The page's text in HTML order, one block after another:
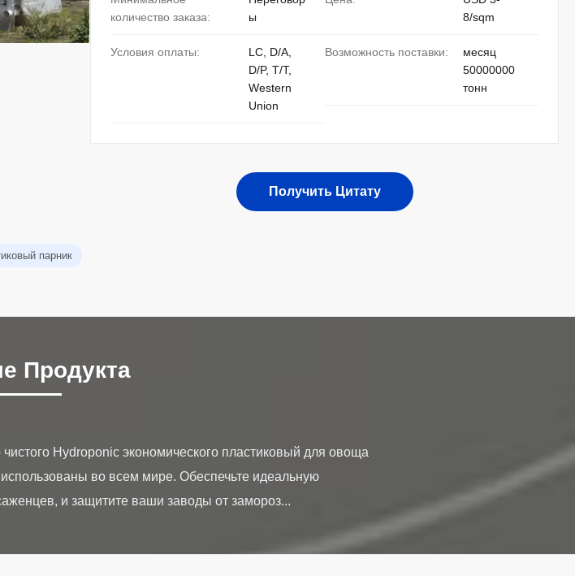
количество заказа:
ы
8/sqm
Условия оплаты:
LC, D/A,
D/P, T/T,
Western
Union
Возможность поставки:
месяц
50000000
тонн
Получить Цитату
парник
Продукта
Hydroponic экономического пластиковый для овоща
во всем мире. Обеспечьте идеальную